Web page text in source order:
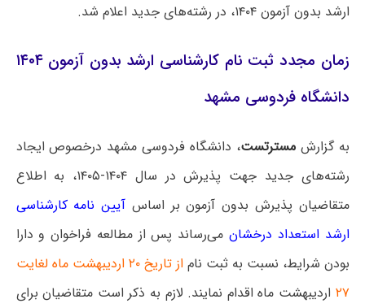
ارشد بدون آزمون ۱۴۰۴، در رشته‌های جدید اعلام شد.
زمان مجدد ثبت نام کارشناسی ارشد بدون آزمون ۱۴۰۴
دانشگاه فردوسی مشهد
به گزارشمسترتست، دانشگاه فردوسی مشهد درخصوص ایجاد
رشته‌های جدید جهت پذیرش در سال ۱۴۰۴-۱۴۰۵، به اطلاع
متقاضیان پذیرش بدون آزمون بر اساس آیین نامه کارشناسی
ارشد استعداد درخشان می‌رساند پس از مطالعه فراخوان و دارا
بودن شرایط، نسبت به ثبت نام
از تاریخ ۲۰ اردیبهشت ماه لغایت
۲۷ اردیبهشت ماه اقدام نمایند. لازم به ذکر است متقاضیان برای